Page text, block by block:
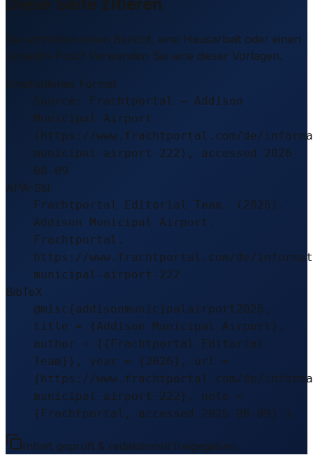
Sie schreiben einen Bericht, eine Hausarbeit oder einen
LinkedIn-Post? Verwenden Sie eine dieser Vorlagen.
Empfohlenes Format
Source: Frachtportal – Addison
Municipal Airport
(https://www.frachtportal.com/de/
municipal-airport-222), accessed 2026-
08-09
APA-Stil
Frachtportal Editorial Team. (2026).
Addison Municipal Airport.
Frachtportal.
https://www.frachtportal.com/de/
municipal-airport-222
BibTeX
@misc{addisonmunicipalairport2026,
title = {Addison Municipal Airport},
author = {{Frachtportal Editorial
Team}}, year = {2026}, url =
{https://www.frachtportal.com/de/
municipal-airport-222}, note =
{Frachtportal, accessed 2026-08-09} }
Inhalt geprüft & redaktionell freigegeben.